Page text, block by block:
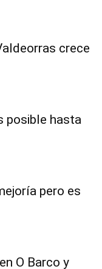
crece
posible hasta
pero es
O Barco y